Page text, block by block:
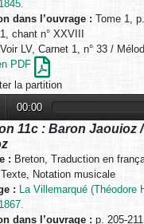
dans l’ouvrage : Tome 1,
chant n° XXVIII
Voir LV, Carnet 1, n° 33 /
PDF
la partition
00:00
11c : Baron Jaouioz
: Breton, Traduction en
Texte, Notation musicale
: La Villemarqué (Théodore
dans l’ouvrage : p. 205-